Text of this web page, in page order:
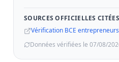
SOURCES OFFICIELLES CITÉES
Vérification BCE
Données vérifiées le 07/08/